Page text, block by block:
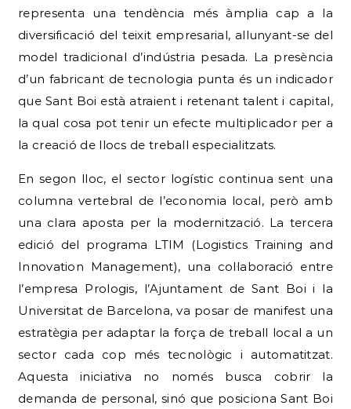
representa una tendència més àmplia cap a la
diversificació del teixit empresarial, allunyant-se del
model tradicional d’indústria pesada. La presència
d’un fabricant de tecnologia punta és un indicador
que Sant Boi està atraient i retenant talent i capital,
la qual cosa pot tenir un efecte multiplicador per a
la creació de llocs de treball especialitzats.
En segon lloc, el sector logístic continua sent una
columna vertebral de l’economia local, però amb
una clara aposta per la modernització. La tercera
edició del programa LTIM (Logistics Training and
Innovation Management), una col·laboració entre
l’empresa Prologis, l’Ajuntament de Sant Boi i la
Universitat de Barcelona, va posar de manifest una
estratègia per adaptar la força de treball local a un
sector cada cop més tecnològic i automatitzat.
Aquesta iniciativa no només busca cobrir la
demanda de personal, sinó que posiciona Sant Boi